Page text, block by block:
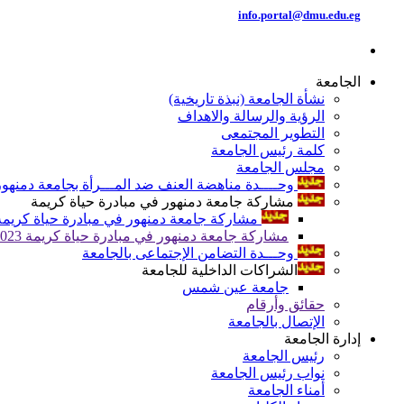
info.portal@dmu.edu.eg
الجامعة
نشأة الجامعة (نبذة تاريخية)
الرؤية والرسالة والاهداف
التطوير المجتمعى
كلمة رئيس الجامعة
مجلس الجامعة
وحــــدة مناهضة العنف ضد المـــرأة بجامعة
مشاركة جامعة دمنهور في مبادرة حياة كريمة
مشاركة جامعة دمنهور في مبادرة حياة كريمة
مشاركة جامعة دمنهور في مبادرة حياة كريمة 2023
وحـــدة التضامن الإجتماعى بالجامعة
الشراكات الداخلية للجامعة
جامعة عين شمس
حقائق وأرقام
الإتصال بالجامعة
إدارة الجامعة
رئيس الجامعة
نواب رئيس الجامعة
أمناء الجامعة